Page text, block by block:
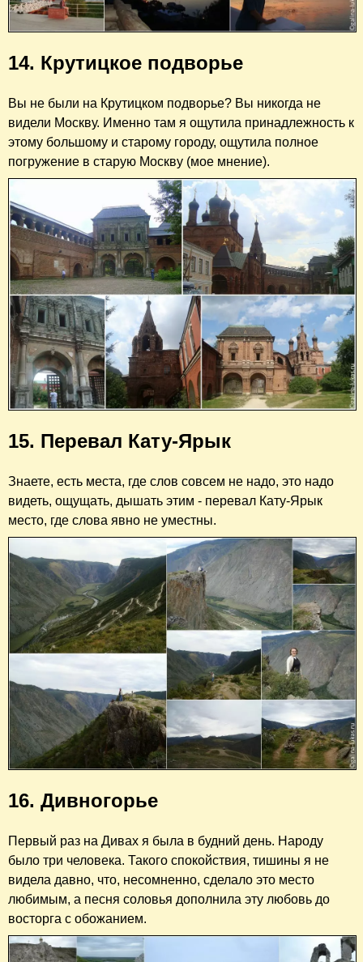
14. Крутицкое подворье
Вы не были на Крутицком подворье? Вы никогда не
видели Москву. Именно там я ощутила принадлежность к
этому большому и старому городу, ощутила полное
погружение в старую Москву (мое мнение).
15. Перевал Кату-Ярык
Знаете, есть места, где слов совсем не надо, это надо
видеть, ощущать, дышать этим - перевал Кату-Ярык
место, где слова явно не уместны.
16. Дивногорье
Первый раз на Дивах я была в будний день. Народу
было три человека. Такого спокойствия, тишины я не
видела давно, что, несомненно, сделало это место
любимым, а песня соловья дополнила эту любовь до
восторга с обожанием.